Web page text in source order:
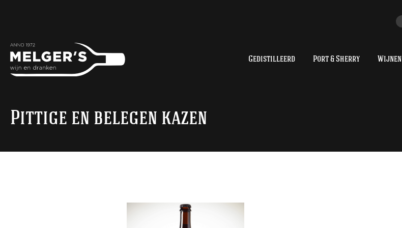
Gedistilleerd Port & Sherry Wijnen
Pittige en belegen kazen